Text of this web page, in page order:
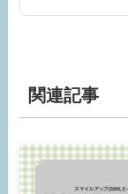
関連記事